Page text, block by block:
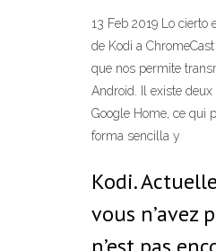
13 Feb 2019 Lo cierto
de Kodi a
que nos permite
Android. Il existe
Google Home, ce qui
forma sencilla y
Kodi.
vous n’avez